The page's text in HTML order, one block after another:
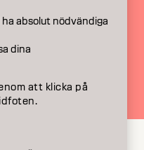
absolut nödvändiga
dina
att klicka på